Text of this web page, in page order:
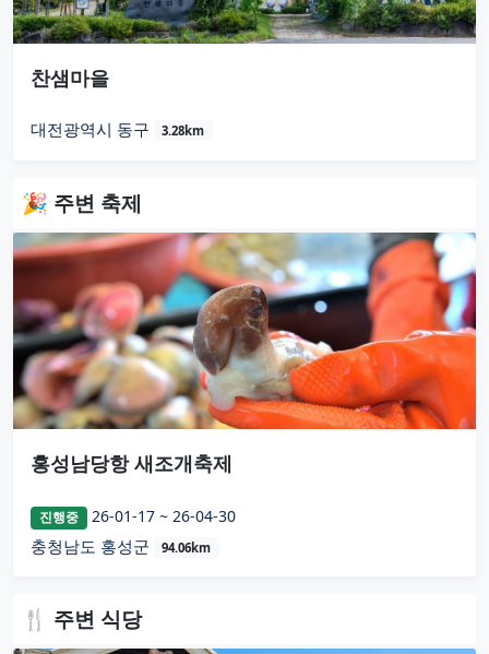
찬샘마을
대전광역시 동구 3.28km
🎉 주변 축제
홍성남당항 새조개축제
진행중 26-01-17 ~ 26-04-30
충청남도 홍성군 94.06km
🍴 주변 식당